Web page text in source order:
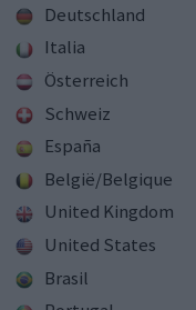
Deutschland
Italia
Österreich
Schweiz
España
België/Belgique
United Kingdom
United States
Brasil